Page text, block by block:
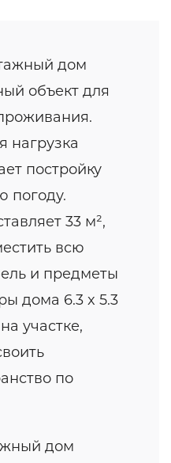
дом
объект для
нагрузка
постройку
погоду.
33 м²,
всю
и предметы
дома 6.3 x 5.3
участке,
по
дом